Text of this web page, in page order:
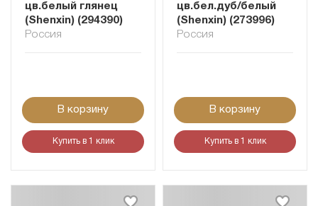
цв.белый глянец
(Shenxin) (294390)
Россия
В корзину
Купить в 1 клик
цв.бел.дуб/белый
(Shenxin) (273996)
Россия
В корзину
Купить в 1 клик